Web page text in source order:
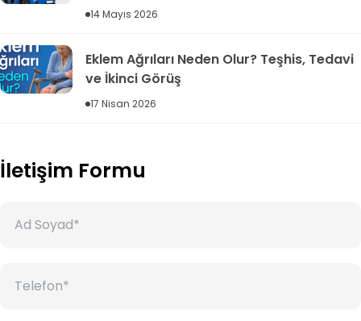
14 Mayıs 2026
Eklem Ağrıları Neden Olur? Teşhis, Tedavi
ve İkinci Görüş
17 Nisan 2026
İletişim Formu